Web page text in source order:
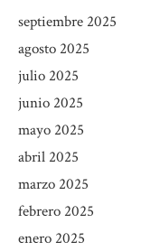
septiembre 2025
agosto 2025
julio 2025
junio 2025
mayo 2025
abril 2025
marzo 2025
febrero 2025
enero 2025